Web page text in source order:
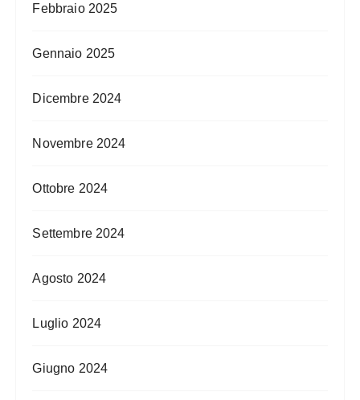
Febbraio 2025
Gennaio 2025
Dicembre 2024
Novembre 2024
Ottobre 2024
Settembre 2024
Agosto 2024
Luglio 2024
Giugno 2024